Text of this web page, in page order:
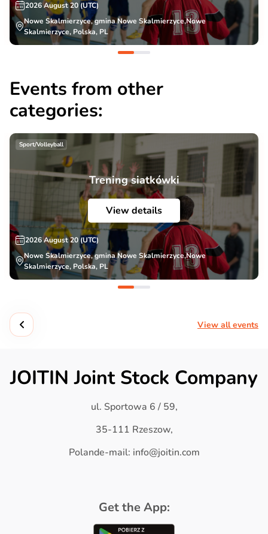
2026 August 20 (UTC)
Nowe Skalmierzyce, gmina Nowe Skalmierzyce,Nowe
Skalmierzyce, Polska, PL
Events from other
categories:
Sport/Volleyball
Trening siatkówki
View details
2026 August 20 (UTC)
Nowe Skalmierzyce, gmina Nowe Skalmierzyce,Nowe
Skalmierzyce, Polska, PL
View all events
JOITIN Joint Stock Company
ul. Sportowa 6 / 59,
35-111 Rzeszow,
Polande-mail: info@joitin.com
Get the App: